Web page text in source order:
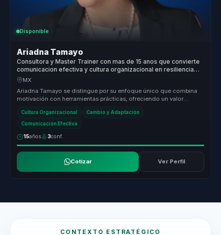
Disponible
Ariadna Tamayo
Consultora y Master Trainer con mas de 15 anos que convierte
comunicacion efectiva y cultura organizacional en resiliencia
para empresas y equipos.
MX
Ariadna Tamayo se distingue por su enfoque único que combina
motivación con herramientas prácticas, ofreciendo un valor
Cultura Organizacional Cambio y Adaptación
Comunicación Efectiva
15años 3conf.
Cotizar Ver Perfil
CONTEXTO ESTRATÉGICO